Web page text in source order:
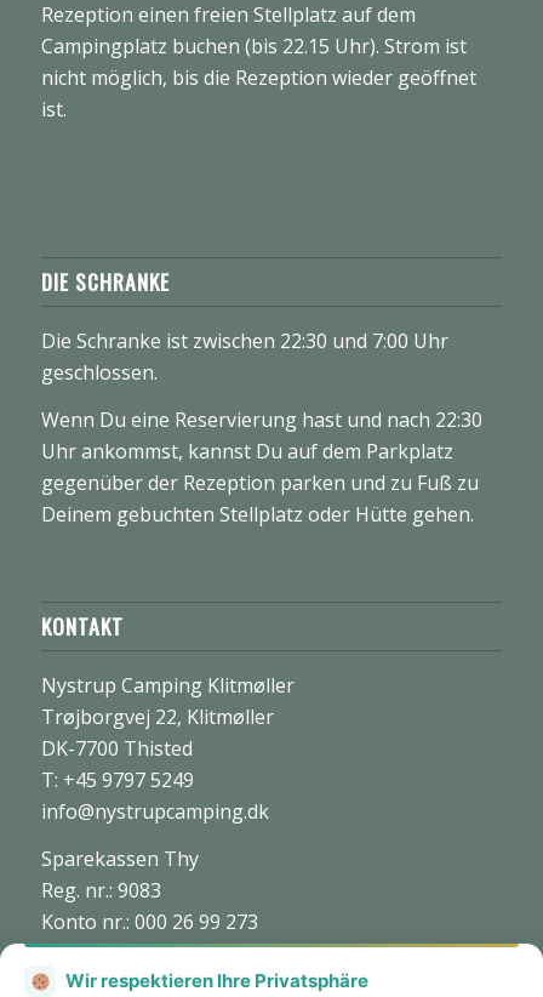
Rezeption einen freien Stellplatz auf dem
Campingplatz buchen (bis 22.15 Uhr). Strom ist
nicht möglich, bis die Rezeption wieder geöffnet
ist.
DIE SCHRANKE
Die Schranke ist zwischen 22:30 und 7:00 Uhr
geschlossen.
Wenn Du eine Reservierung hast und nach 22:30
Uhr ankommst, kannst Du auf dem Parkplatz
gegenüber der Rezeption parken und zu Fuß zu
Deinem gebuchten Stellplatz oder Hütte gehen.
KONTAKT
Nystrup Camping Klitmøller
Trøjborgvej 22, Klitmøller
DK-7700 Thisted
T: +45 9797 5249
info@nystrupcamping.dk
Sparekassen Thy
Reg. nr.: 9083
Konto nr.: 000 26 99 273
CVR: nr. 27 70 45 73
Wir respektieren Ihre Privatsphäre